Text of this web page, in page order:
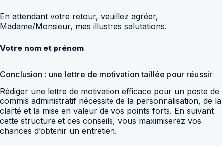
En attendant votre retour, veuillez agréer,
Madame/Monsieur, mes illustres salutations.
Votre nom et prénom
Conclusion : une lettre de motivation taillée pour réussir
Rédiger une lettre de motivation efficace pour un poste de
commis administratif nécessite de la personnalisation, de la
clarté et la mise en valeur de vos points forts. En suivant
cette structure et ces conseils, vous maximiserez vos
chances d’obtenir un entretien.